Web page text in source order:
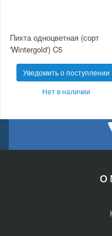
Пихта одноцветная (сорт
'Wintergold') C5
Уведомить о поступлении
Нет в наличии
О